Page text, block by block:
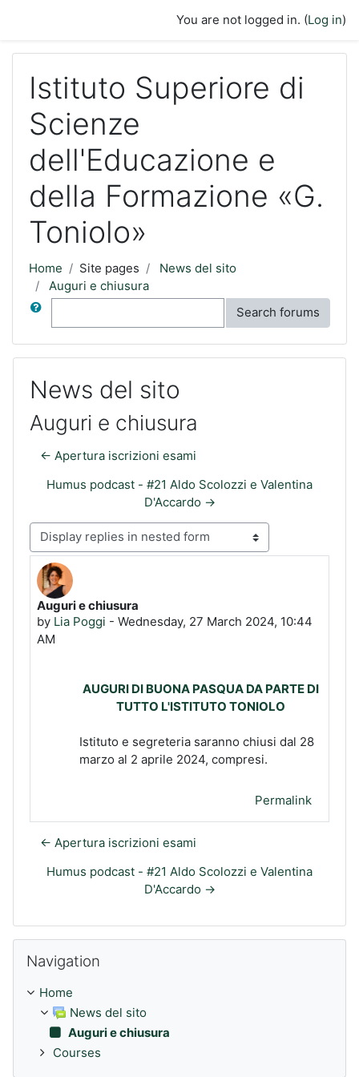
You are not logged in. (Log in)
Istituto Superiore di
Scienze
dell'Educazione e
della Formazione «G.
Toniolo»
Home Site pages
News del sito
Auguri e chiusura
Search
Search forums
News del sito
Auguri e chiusura
← Apertura iscrizioni esami
Humus podcast - #21 Aldo Scolozzi e Valentina
D'Accardo →
Display mode
Auguri e chiusura
by Lia Poggi - Wednesday, 27 March 2024, 10:44
AM
Number of replies: 0
AUGURI DI BUONA PASQUA DA PARTE DI
TUTTO L'ISTITUTO TONIOLO
Istituto e segreteria saranno chiusi dal 28
marzo al 2 aprile 2024, compresi.
Permalink
← Apertura iscrizioni esami
Humus podcast - #21 Aldo Scolozzi e Valentina
D'Accardo →
Navigation
Home
News del sito
Auguri e chiusura
Courses